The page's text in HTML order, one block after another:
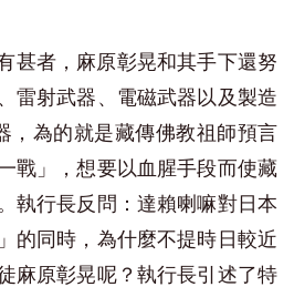
甚者，麻原彰晃和其手下還努
雷射武器、電磁武器以及製造
，為的就是藏傳佛教祖師預言
戰」，想要以血腥手段而使藏
執行長反問：達賴喇嘛對日本
的同時，為什麼不提時日較近
麻原彰晃呢？執行長引述了特